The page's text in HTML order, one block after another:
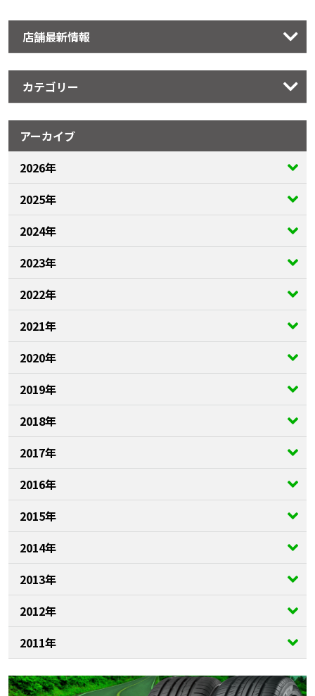
店舗最新情報
カテゴリー
アーカイブ
2026年
2025年
2024年
2023年
2022年
2021年
2020年
2019年
2018年
2017年
2016年
2015年
2014年
2013年
2012年
2011年